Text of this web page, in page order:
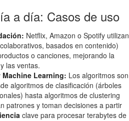
a día: Casos de uso
Netflix, Amazon o Spotify utilizan
basados en contenido)
o canciones, mejorando la
las ventas.
Learning: Los algoritmos son
algoritmos de clasificación (árboles
hasta algoritmos de clustering
patrones y toman decisiones a partir
clave para procesar terabytes de